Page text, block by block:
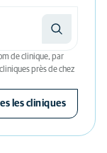
de clinique, par
près de chez
les cliniques